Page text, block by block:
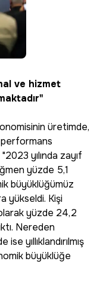
ve hizmet
üretimde,
yılında zayıf
yüzde 5,1
büyüklüğümüz
yükseldi. Kişi
yüzde 24,2
Nereden
yıllıklandırılmış
büyüklüğe